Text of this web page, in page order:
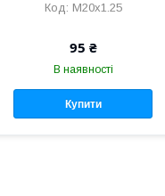
M20x1.25
95 ₴
В наявності
Купити